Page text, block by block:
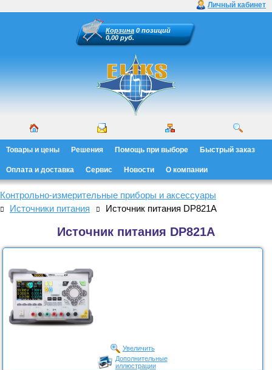
Личный кабинет
Корзина 0 позиций
0,00 руб.
Товары и цены Решения Помощь при выборе Быстрый заказ
Оплата и доставка Сервис Новости О компании
Контрольно-измерительные приборы и аксессуары
Источники питания
Источник питания DP821A
Источник питания DP821A
Увеличить
Дополнительные
иллюстрации